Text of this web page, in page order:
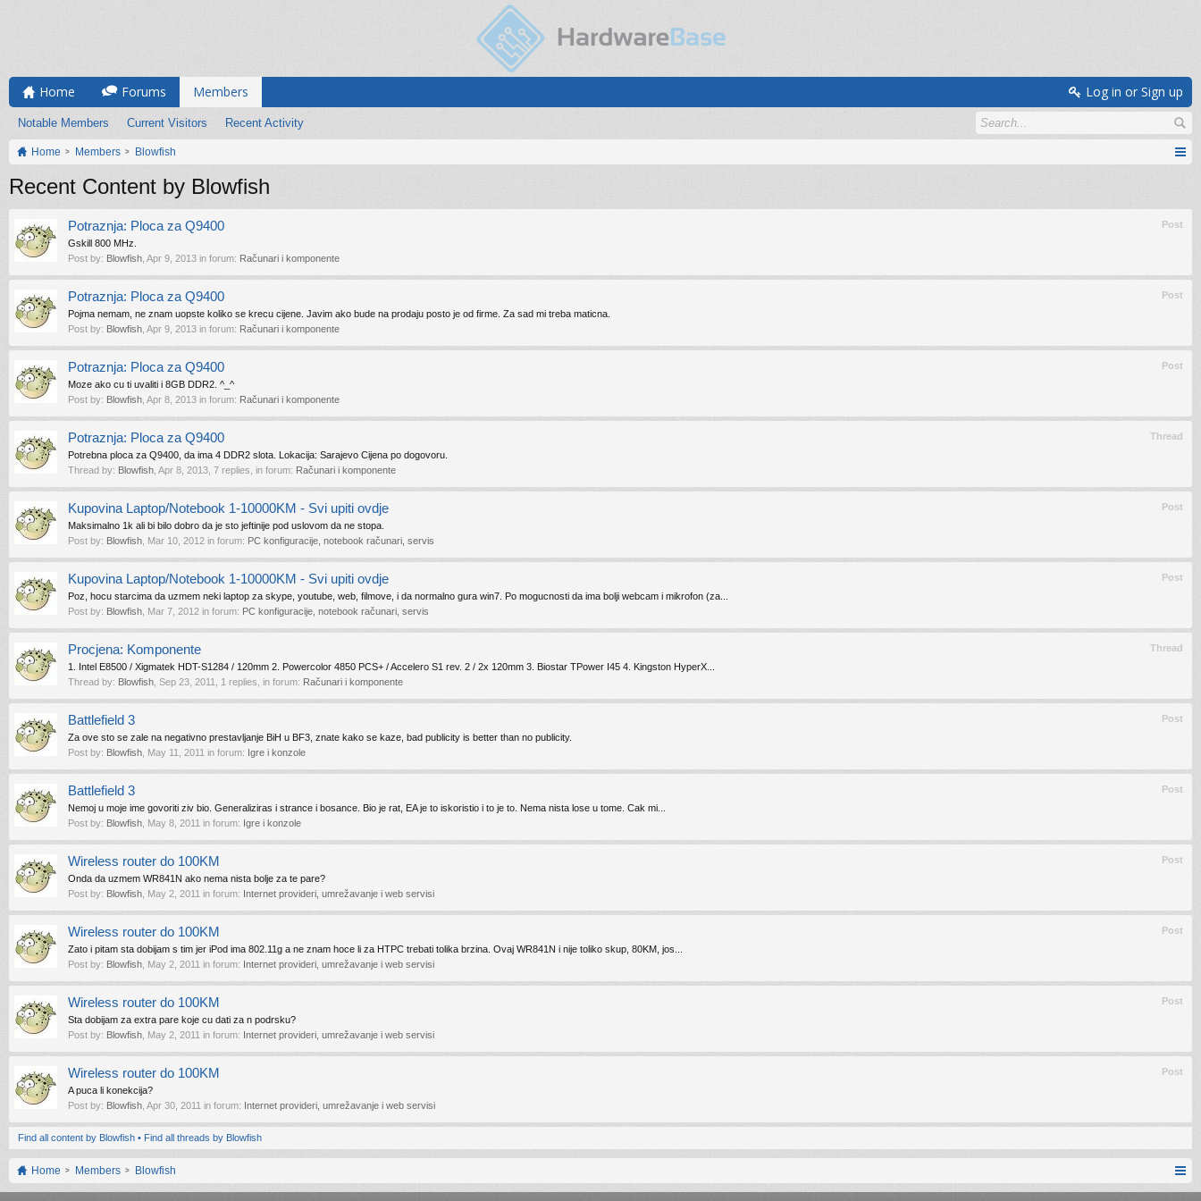
Home Forums Members
Notable Members Current Visitors Recent Activity
Log in or Sign up
Home Members Blowfish
Recent Content by Blowfish
Post
Potraznja: Ploca za Q9400
Gskill 800 MHz.
Post by: Blowfish Apr 9, 2013 in forum: Računari i komponente
Post
Potraznja: Ploca za Q9400
Pojma nemam, ne znam uopste koliko se krecu cijene. Javim ako bude na prodaju posto je od firme. Za sad mi treba maticna.
Post by: Blowfish Apr 9, 2013 in forum: Računari i komponente
Post
Potraznja: Ploca za Q9400
Moze ako cu ti uvaliti i 8GB DDR2. ^_^
Post by: Blowfish Apr 8, 2013 in forum: Računari i komponente
Thread
Potraznja: Ploca za Q9400
Potrebna ploca za Q9400, da ima 4 DDR2 slota. Lokacija: Sarajevo Cijena po dogovoru.
Thread by: Blowfish Apr 8, 2013 , 7 replies, in forum: Računari i komponente
Post
Kupovina Laptop/Notebook 1-10000KM - Svi upiti ovdje
Maksimalno 1k ali bi bilo dobro da je sto jeftinije pod uslovom da ne stopa.
Post by: Blowfish Mar 10, 2012 in forum: PC konfiguracije, notebook računari, servis
Post
Kupovina Laptop/Notebook 1-10000KM - Svi upiti ovdje
Poz, hocu starcima da uzmem neki laptop za skype, youtube, web, filmove, i da normalno gura win7. Po mogucnosti da ima bolji webcam i mikrofon (za...
Post by: Blowfish Mar 7, 2012 in forum: PC konfiguracije, notebook računari, servis
Thread
Procjena: Komponente
1. Intel E8500 / Xigmatek HDT-S1284 / 120mm 2. Powercolor 4850 PCS+ / Accelero S1 rev. 2 / 2x 120mm 3. Biostar TPower I45 4. Kingston HyperX...
Thread by: Blowfish Sep 23, 2011 , 1 replies, in forum: Računari i komponente
Post
Battlefield 3
Za ove sto se zale na negativno prestavljanje BiH u BF3, znate kako se kaze, bad publicity is better than no publicity.
Post by: Blowfish May 11, 2011 in forum: Igre i konzole
Post
Battlefield 3
Nemoj u moje ime govoriti ziv bio. Generaliziras i strance i bosance. Bio je rat, EA je to iskoristio i to je to. Nema nista lose u tome. Cak mi...
Post by: Blowfish May 8, 2011 in forum: Igre i konzole
Post
Wireless router do 100KM
Onda da uzmem WR841N ako nema nista bolje za te pare?
Post by: Blowfish May 2, 2011 in forum: Internet provideri, umrežavanje i web servisi
Post
Wireless router do 100KM
Zato i pitam sta dobijam s tim jer iPod ima 802.11g a ne znam hoce li za HTPC trebati tolika brzina. Ovaj WR841N i nije toliko skup, 80KM, jos...
Post by: Blowfish May 2, 2011 in forum: Internet provideri, umrežavanje i web servisi
Post
Wireless router do 100KM
Sta dobijam za extra pare koje cu dati za n podrsku?
Post by: Blowfish May 2, 2011 in forum: Internet provideri, umrežavanje i web servisi
Post
Wireless router do 100KM
A puca li konekcija?
Post by: Blowfish Apr 30, 2011 in forum: Internet provideri, umrežavanje i web servisi
Find all content by Blowfish Find all threads by Blowfish
Home Members Blowfish